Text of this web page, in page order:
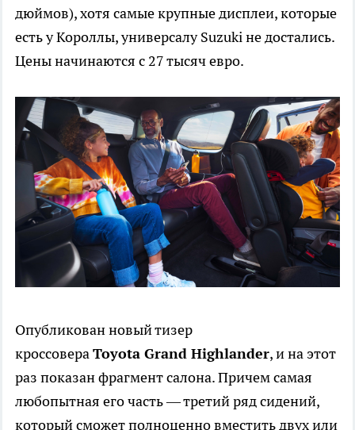
дюймов), хотя самые крупные дисплеи, которые
есть у Короллы, универсалу Suzuki не достались.
Цены начинаются с 27 тысяч евро.
Опубликован новый тизер
кроссовераToyota Grand Highlander, и на этот
раз показан фрагмент салона. Причем самая
любопытная его часть — третий ряд сидений,
который сможет полноценно вместить двух или